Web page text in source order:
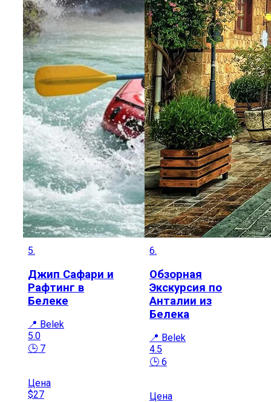
5.
Джип Сафари и
Рафтинг в
Белеке
📍 Belek
5.0
🕒 7
Цена
$27
6.
Обзорная
Экскурсия по
Анталии из
Белека
📍 Belek
4.5
🕒 6
Цена